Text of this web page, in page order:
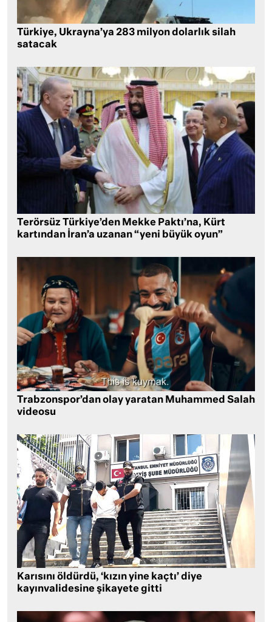
Türkiye, Ukrayna’ya 283 milyon dolarlık silah
satacak
Terörsüz Türkiye’den Mekke Paktı’na, Kürt
kartından İran’a uzanan “yeni büyük oyun”
Trabzonspor’dan olay yaratan Muhammed Salah
videosu
Karısını öldürdü, ‘kızın yine kaçtı’ diye
kayınvalidesine şikayete gitti